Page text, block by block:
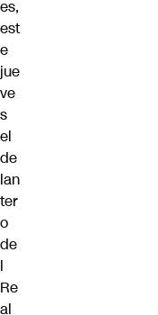
es,
est
e
jue
ve
s
el
de
lan
ter
o
de
l
Re
al